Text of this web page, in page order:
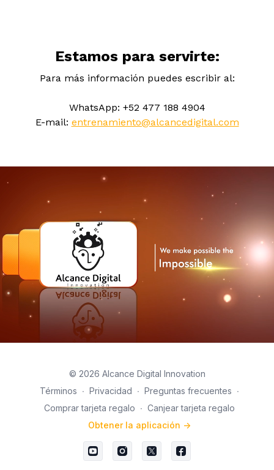
Estamos para servirte:
Para más información puedes escribir al:
WhatsApp: +52 477 188 4904
E-mail: entrenamiento@alcancedigital.com
© 2026 Alcance Digital Innovation
Términos ∙ Privacidad ∙ Preguntas frecuentes ∙
Comprar tarjeta regalo ∙ Canjear tarjeta regalo
Obtener la aplicación ->